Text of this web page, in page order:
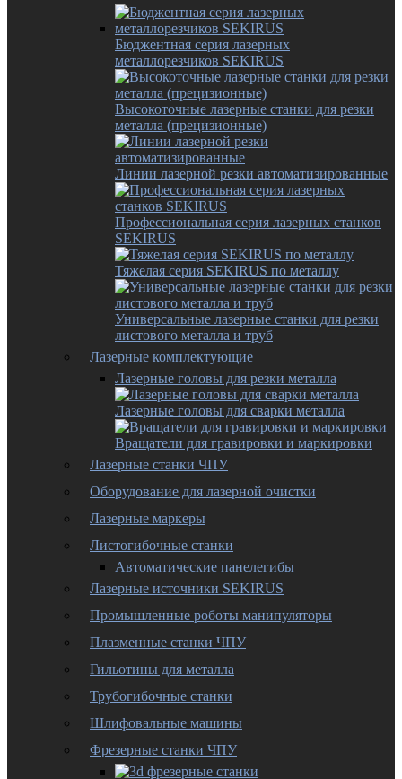
Бюджентная серия лазерных
металлорезчиков SEKIRUS
Высокоточные лазерные станки для резки
металла (прецизионные)
Линии лазерной резки автоматизированные
Профессиональная серия лазерных станков
SEKIRUS
Тяжелая серия SEKIRUS по металлу
Универсальные лазерные станки для резки
листового металла и труб
Лазерные комплектующие
Лазерные головы для резки металла
Лазерные головы для сварки металла
Вращатели для гравировки и маркировки
Лазерные станки ЧПУ
Оборудование для лазерной очистки
Лазерные маркеры
Листогибочные станки
Автоматические панелегибы
Лазерные источники SEKIRUS
Промышленные роботы манипуляторы
Плазменные станки ЧПУ
Гильотины для металла
Трубогибочные станки
Шлифовальные машины
Фрезерные станки ЧПУ